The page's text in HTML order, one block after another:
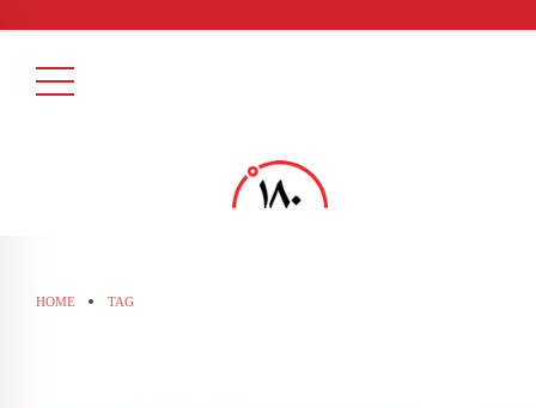
HOME TAG